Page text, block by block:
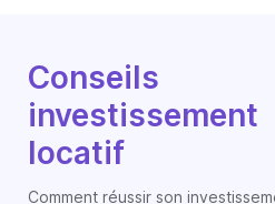
Conseils
investissement
locatif
Comment réussir son